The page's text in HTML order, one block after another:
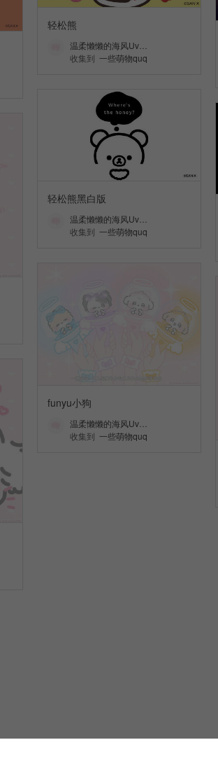
轻松熊
温柔懒懒的海风Uv…
收集到 一些萌物quq
轻松熊黑白版
温柔懒懒的海风Uv…
收集到 一些萌物quq
funyu小狗
温柔懒懒的海风Uv…
收集到 一些萌物quq